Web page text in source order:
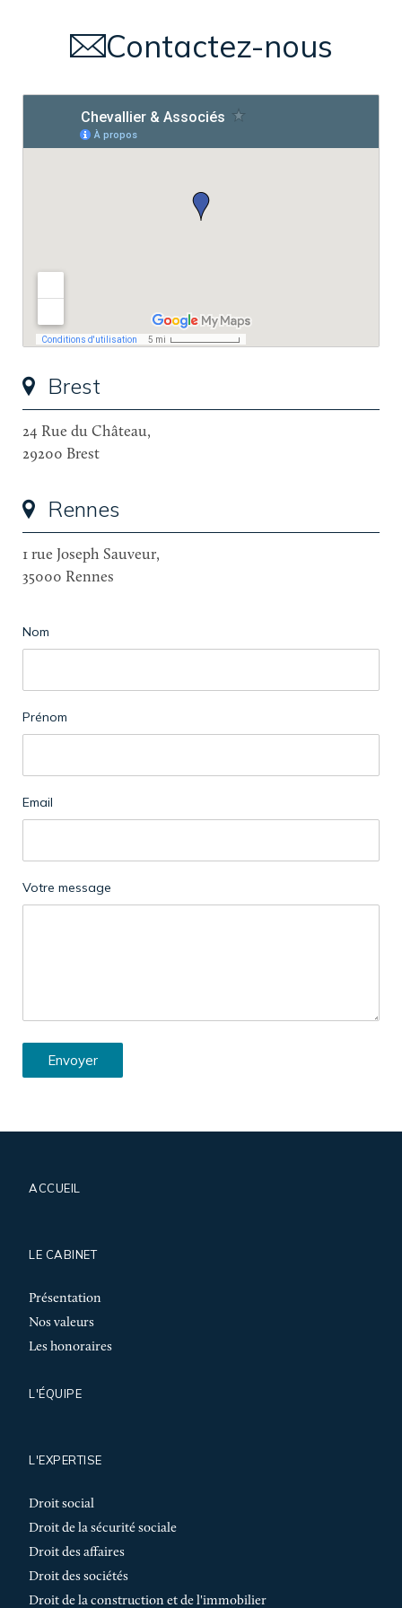
Contactez-nous
Brest
24 Rue du Château,
29200 Brest
Rennes
1 rue Joseph Sauveur,
35000 Rennes
Nom
Prénom
Email
Votre message
Envoyer
ACCUEIL
LE CABINET
Présentation
Nos valeurs
Les honoraires
L'ÉQUIPE
L'EXPERTISE
Droit social
Droit de la sécurité sociale
Droit des affaires
Droit des sociétés
Droit de la construction et de l'immobilier